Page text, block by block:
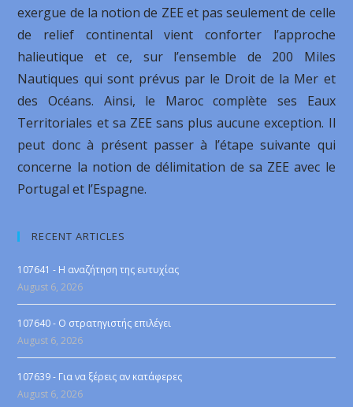
exergue de la notion de ZEE et pas seulement de celle
de relief continental vient conforter l’approche
halieutique et ce, sur l’ensemble de 200 Miles
Nautiques qui sont prévus par le Droit de la Mer et
des Océans. Ainsi, le Maroc complète ses Eaux
Territoriales et sa ZEE sans plus aucune exception. Il
peut donc à présent passer à l’étape suivante qui
concerne la notion de délimitation de sa ZEE avec le
Portugal et l’Espagne.
RECENT ARTICLES
107641 - Η αναζήτηση της ευτυχίας
August 6, 2026
107640 - Ο στρατηγιστής επιλέγει
August 6, 2026
107639 - Για να ξέρεις αν κατάφερες
August 6, 2026